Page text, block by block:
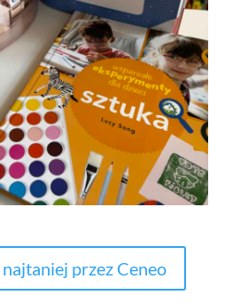
przez Ceneo